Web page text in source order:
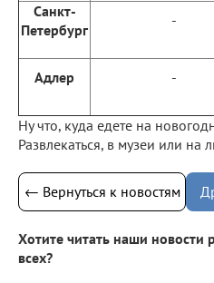
Санкт-
Петербург
-
Адлер -
Ну что, куда едете на
Развлекаться, в музеи или
← Вернуться к новостям
Хотите читать наши новости
всех?